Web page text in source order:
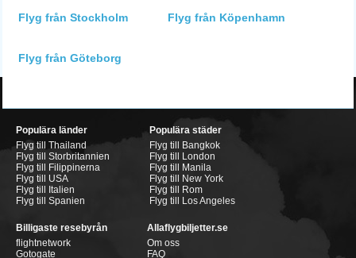
Flyg från Stockholm Flyg från Köpenhamn
Flyg från Göteborg
Populära länder
Flyg till Thailand
Flyg till Storbritannien
Flyg till Filippinerna
Flyg till USA
Flyg till Italien
Flyg till Spanien
Populära städer
Flyg till Bangkok
Flyg till London
Flyg till Manila
Flyg till New York
Flyg till Rom
Flyg till Los Angeles
Billigaste resebyrån
flightnetwork
Gotogate
Allaflygbiljetter.se
Om oss
FAQ